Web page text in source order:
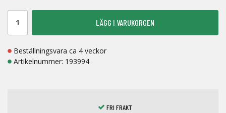
LÄGG I VARUKORGEN
Beställningsvara ca 4 veckor
Artikelnummer: 193994
FRI FRAKT